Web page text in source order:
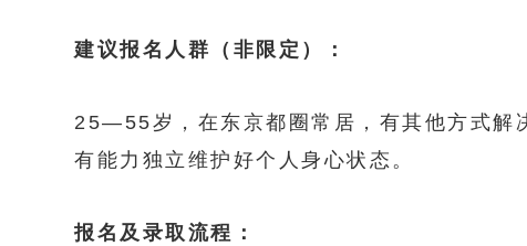
建议报名人群（非限定）：
25—55岁，在东京都圈常居，有其他方式解
有能力独立维护好个人身心状态。
报名及录取流程：